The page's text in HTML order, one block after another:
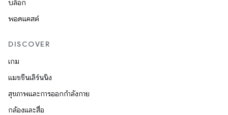
บล็อก
พอดแคสต์
DISCOVER
เกม
แมชชีนเลิร์นนิง
สุขภาพและการออกกำลังกาย
กล้องและสื่อ